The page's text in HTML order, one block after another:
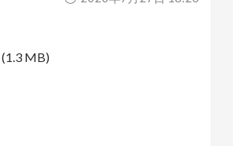
(1.3 MB)